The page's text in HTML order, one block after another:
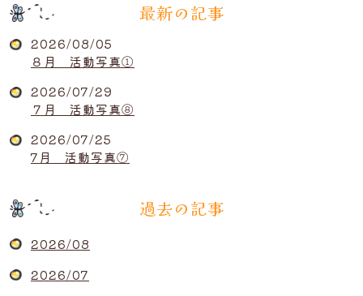
最新の記事
2026/08/05
８月 活動写真①
2026/07/29
７月 活動写真⑧
2026/07/25
7月 活動写真⑦
過去の記事
2026/08
2026/07